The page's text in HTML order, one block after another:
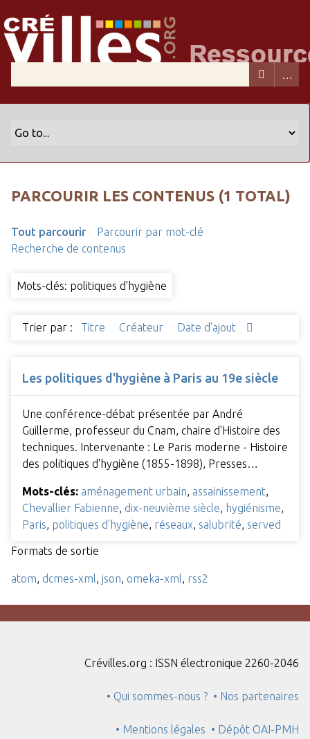
PARCOURIR LES CONTENUS (1 TOTAL)
Tout parcourir
Parcourir par mot-clé
Recherche de contenus
Mots-clés: politiques d'hygiène
Trier par : Titre Créateur Date d'ajout
Les politiques d'hygiène à Paris au 19e siècle
Une conférence-débat présentée par André
Guillerme, professeur du Cnam, chaire d'Histoire des
techniques. Intervenante : Le Paris moderne - Histoire
des politiques d'hygiène (1855-1898), Presses…
Mots-clés: aménagement urbain assainissement
Chevallier Fabienne dix-neuvième siècle hygiénisme
Paris politiques d'hygiène réseaux salubrité served
Formats de sortie
atom dcmes-xml json omeka-xml rss2
Crévilles.org : ISSN électronique 2260-2046
• Qui sommes-nous ? • Nos partenaires
• Mentions légales • Dépôt OAI-PMH